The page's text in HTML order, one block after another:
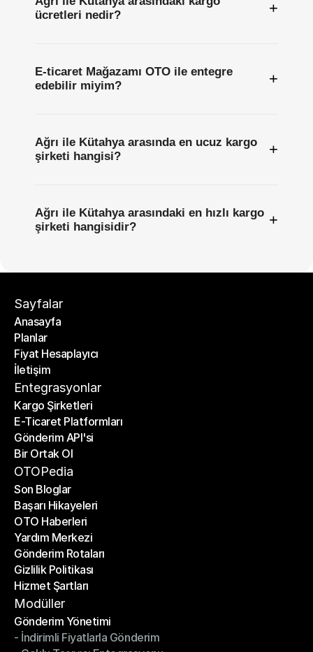
ücretleri nedir?
+
E-ticaret Mağazamı OTO ile entegre
edebilir miyim?
+
Ağrı ile Kütahya arasında en ucuz kargo
şirketi hangisi?
+
Ağrı ile Kütahya arasındaki en hızlı kargo
şirketi hangisidir?
+
Sayfalar
Anasayfa
Anasayfa
Planlar
Planlar
Fiyat Hesaplayıcı
Fiyat Hesaplayıcı
İletişim
İletişim
Entegrasyonlar
Kargo Şirketleri
Kargo Şirketleri
E-Ticaret Platformları
E-Ticaret Platformları
Gönderim API'si
Gönderim API'si
Bir Ortak Ol
Bir Ortak Ol
OTOPedia
Son Bloglar
Son Bloglar
Başarı Hikayeleri
Başarı Hikayeleri
OTO Haberleri
OTO Haberleri
Yardım Merkezi
Yardım Merkezi
Gönderim Rotaları
Gönderim Rotaları
Gizlilik Politikası
Gizlilik Politikası
Hizmet Şartları
Hizmet Şartları
Modüller
Gönderim Yönetimi
Gönderim Yönetimi
- İndirimli Fiyatlarla Gönderim